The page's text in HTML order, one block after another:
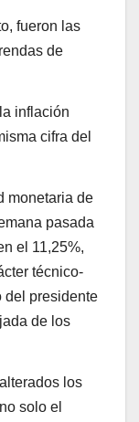
fueron las
de
inflación
cifra del
monetaria de
pasada
el 11,25%,
técnico-
del presidente
de los
los
solo el